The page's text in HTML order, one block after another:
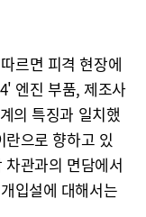
르면 피격 현장에
엔진 부품, 제조사
의 특징과 일치했
으로 향하고 있
관과의 면담에서
입설에 대해서는